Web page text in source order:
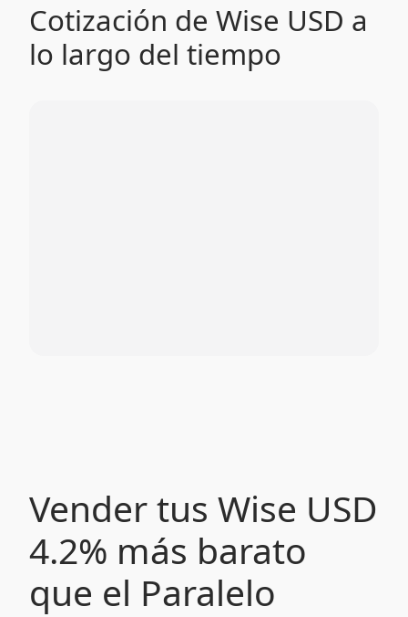
Cotización de Wise USD a
lo largo del tiempo
Vender tus Wise USD
4.2% más barato
que el Paralelo